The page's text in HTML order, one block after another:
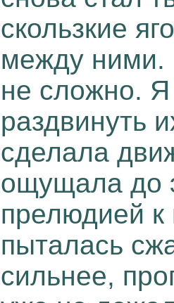
скользкие
между ними.
не сложно.
раздвинуть
сделала
ощущала до
прелюдией
пыталась
сильнее,